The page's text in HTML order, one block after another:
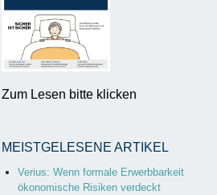
Zum Lesen bitte klicken
MEISTGELESENE ARTIKEL
Verius: Wenn formale Erwerbbarkeit
ökonomische Risiken verdeckt